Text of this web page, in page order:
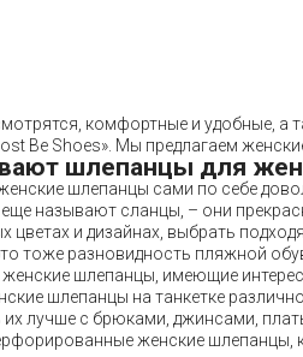
комфортные и удобные, а
Be Shoes». Мы предлагаем
шлепанцы для
шлепанцы сами по себе
называют сланцы, – они
цветах и дизайнах, выбрать
тоже разновидность пляжной
женские шлепанцы, имеющие
шлепанцы на танкетке
их лучше с брюками, джинсами,
женские